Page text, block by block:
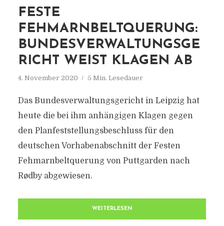
FESTE
FEHMARNBELTQUERUNG:
BUNDESVERWALTUNGSGE
RICHT WEIST KLAGEN AB
4. November 2020 5 Min. Lesedauer
Das Bundesverwaltungsgericht in Leipzig hat
heute die bei ihm anhängigen Klagen gegen
den Planfeststellungsbeschluss für den
deutschen Vorhabenabschnitt der Festen
Fehmarnbeltquerung von Puttgarden nach
Rødby abgewiesen.
WEITERLESEN